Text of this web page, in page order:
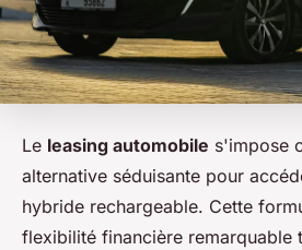
Le leasing automobile s'impose
alternative séduisante pour
hybride rechargeable. Cette
flexibilité financière remarquable